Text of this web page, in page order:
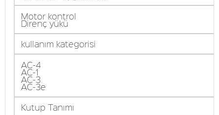
Motor kontrol
Direnç yükü
kullanım kategorisi
AC-4
AC-1
AC-3
AC-3e
Kutup Tanımı